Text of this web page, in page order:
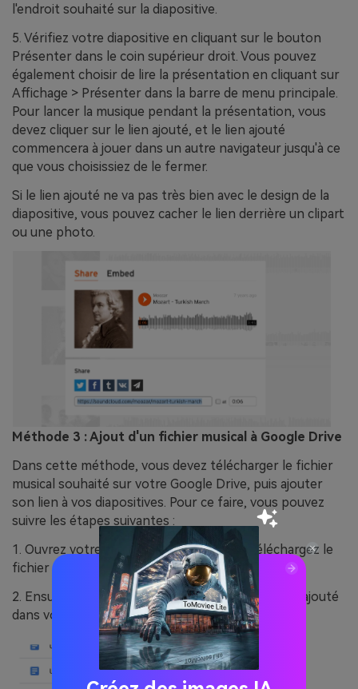
l'endroit souhaité sur la diapositive.
5. Vérifiez votre diapositive en cliquant sur le bouton
Présenter dans le coin supérieur droit. Vous pouvez
également choisir de lire la présentation en cliquant sur
Affichage > Présenter dans la barre de menu principale.
Pour lancer la musique pendant la présentation, vous
devez cliquer sur le lien ajouté, et le lien ajouté
commencera à jouer dans un autre navigateur jusqu'à ce
que vous choisissiez de le fermer.
Si le lien ajouté ne va pas très bien avec le design de la
diapositive, vous pouvez cacher le lien derrière un clipart
ou une photo.
Méthode 3 : Ajout d'un fichier musical à Google Drive
Dans cette méthode, vous devez télécharger le fichier
musical souhaité sur votre Google Drive, puis ajouter
son lien à vos diapositives. Pour ce faire, vous pouvez
suivre les étapes suivantes :
1. Ouvrez votre compte Google Drive et téléchargez le
fichier musical souhaité sur le compte.
2. Ensuite, vous devez rechercher le fichier audio ajouté
dans votre Google Drive (n'ouvrez pas le fichier).